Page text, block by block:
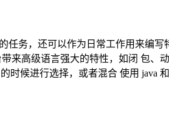
务，还可以作为日常工作用来编
来高级语言强大的特性，如闭 包、
候进行选择，或者混合 使用 java 和